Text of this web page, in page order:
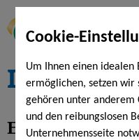
Cookie-
Um Ihnen einen idealen
ermöglichen, setzen wir
gehören unter anderem
und den reibungslosen
Unternehmensseite
Ein Tagin der